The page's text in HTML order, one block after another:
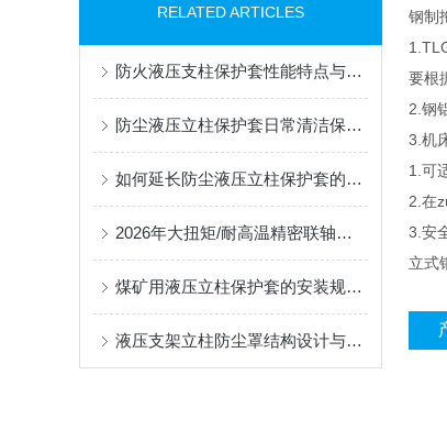
RELATED ARTICLES
防火液压支柱保护套性能特点与阻燃防护应用
防尘液压立柱保护套日常清洁保养与更换规范
如何延长防尘液压立柱保护套的使用寿命？
2026年大扭矩/耐高温精密联轴器定制找哪家？能实现精准定制的优质厂家盘点
煤矿用液压立柱保护套的安装规范与使用寿命提升方案
液压支架立柱防尘罩结构设计与密封防护原理
钢制
要根
2.钢
3.机
1.可
2.在
3.安
立式